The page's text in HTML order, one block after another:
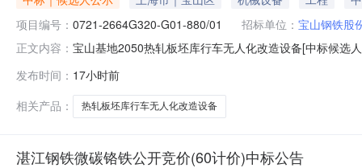
项目编号： 0721-2664G320-G01-880/01 招标单位： 宝山钢铁股
正文内容： 宝山基地2050热轧板坯库行车无人化改造设备[中标候选
人化改造设备的中标候选人，现公示如下：一、评标情
发布时间： 17小时前
相关产品：
热轧板坯库行车无人化改造设备
湛江钢铁微碳铬铁公开竞价(60计价)中标公告